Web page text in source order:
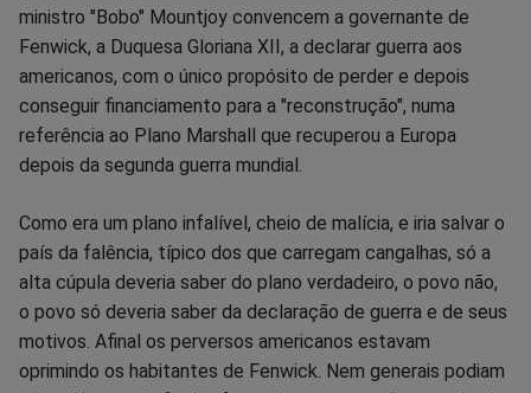
ministro "Bobo" Mountjoy convencem a governante de
Fenwick, a Duquesa Gloriana XII, a declarar guerra aos
americanos, com o único propósito de perder e depois
conseguir financiamento para a "reconstrução", numa
referência ao Plano Marshall que recuperou a Europa
depois da segunda guerra mundial.
Como era um plano infalível, cheio de malícia, e iria salvar o
país da falência, típico dos que carregam cangalhas, só a
alta cúpula deveria saber do plano verdadeiro, o povo não,
o povo só deveria saber da declaração de guerra e de seus
motivos. Afinal os perversos americanos estavam
oprimindo os habitantes de Fenwick. Nem generais podiam